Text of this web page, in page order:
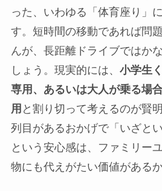
った、いわゆる「体育座り」
す。短時間の移動であれば問
んが、長距離ドライブではか
しょう。現実的には、 小学生
専用、あるいは大人が乗る場
用 と割り切って考えるのが賢
列目があるおかげで「いざと
という安心感は、ファミリー
物にも代えがたい価値がある